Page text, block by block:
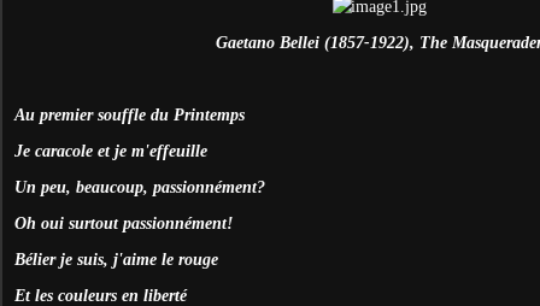
Gaetano Bellei (1857-1922), The
Au premier souffle du Printemps
Je caracole et je m'effeuille
Un peu, beaucoup, passionnément?
Oh oui surtout passionnément!
Bélier je suis, j'aime le rouge
Et les couleurs en liberté